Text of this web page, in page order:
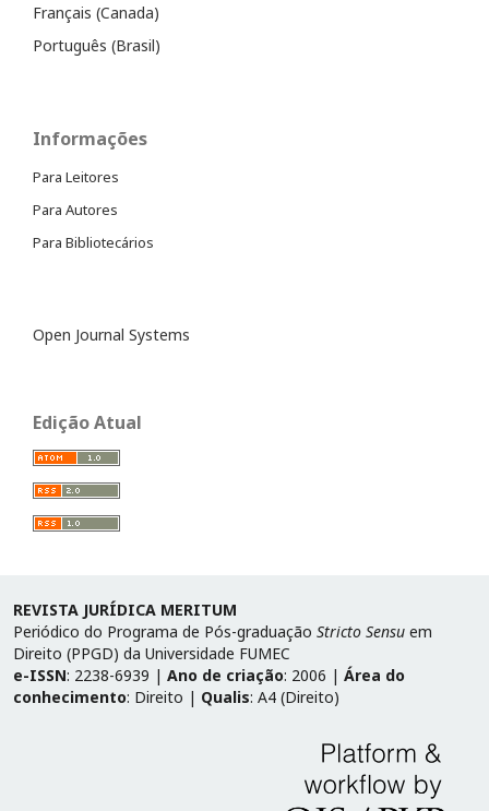
Français (Canada)
Português (Brasil)
Informações
Para Leitores
Para Autores
Para Bibliotecários
Open Journal Systems
Edição Atual
REVISTA JURÍDICA MERITUM
Periódico do Programa de Pós-graduação Stricto Sensu em
Direito (PPGD) da Universidade FUMEC
e-ISSN: 2238-6939 | Ano de criação: 2006 | Área do
conhecimento: Direito | Qualis: A4 (Direito)